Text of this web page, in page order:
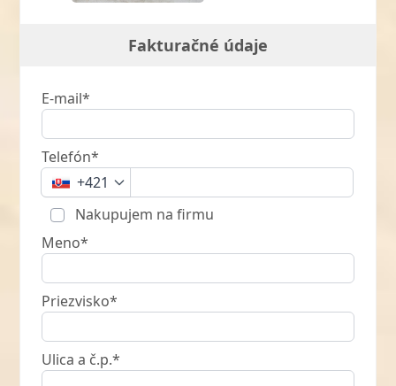
Fakturačné údaje
E-mail*
Telefón*
+421
Nakupujem na firmu
Meno*
Priezvisko*
Ulica a č.p.*